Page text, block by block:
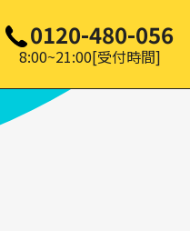
0120-480-056
8:00~21:00[受付時間]